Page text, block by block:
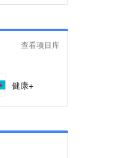
查看项目库
健康+